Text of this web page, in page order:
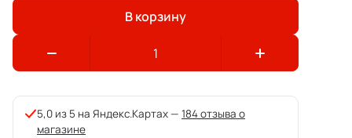
В корзину
5,0 из 5 на Яндекс.Картах — 184 отзыва о
магазине